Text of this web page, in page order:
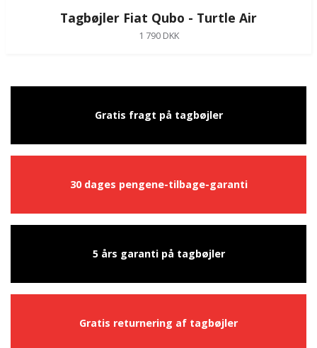
Tagbøjler Fiat Qubo - Turtle Air
1 790 DKK
Gratis fragt på tagbøjler
30 dages pengene-tilbage-garanti
5 års garanti på tagbøjler
Gratis returnering af tagbøjler